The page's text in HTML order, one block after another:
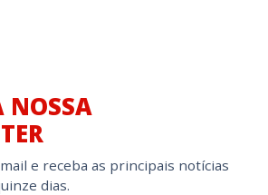
NOSSA
e receba as principais notícias
dias.